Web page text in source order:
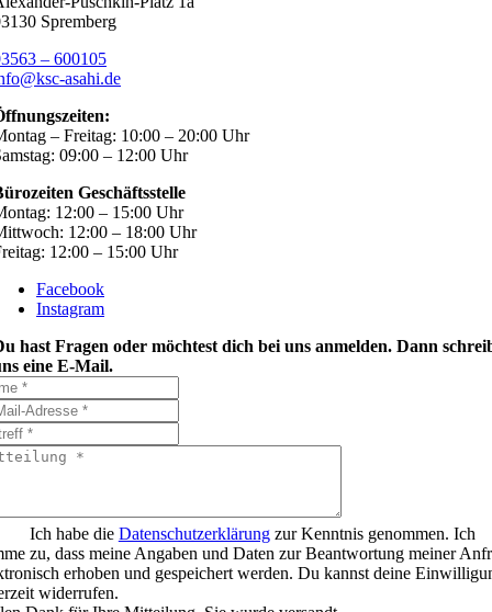
Spremberg
– 600105
asahi.de
– Freitag: 10:00 – 20:00 Uhr
09:00 – 12:00 Uhr
Geschäftsstelle
12:00 – 15:00 Uhr
12:00 – 18:00 Uhr
12:00 – 15:00 Uhr
Facebook
Instagram
hast Fragen oder möchtest dich bei uns anmelden. Dann
eine E-Mail.
Ich habe die Datenschutzerklärungzur Kenntnis genommen. Ich
zu, dass meine Angaben und Daten zur Beantwortung meiner
erhoben und gespeichert werden. Du kannst deine
widerrufen.